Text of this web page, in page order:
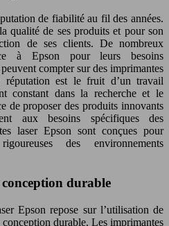
de fiabilité au fil des années.
qualité de ses produits et pour son
de ses clients. De nombreux
à Epson pour leurs besoins
compter sur des imprimantes
réputation est le fruit d’un travail
constant dans la recherche et le
de proposer des produits innovants
aux besoins spécifiques des
laser Epson sont conçues pour
des environnements
durable
Epson repose sur l’utilisation de
durable. Les imprimantes